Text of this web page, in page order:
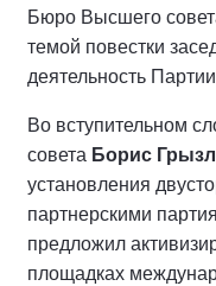
Бюро Высшего
темой повестки
деятельность
Во вступительном
совета Борис
установления
партнерскими
предложил
площадках